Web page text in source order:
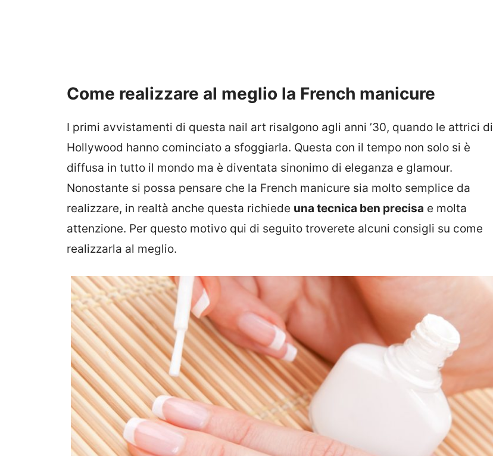
Come realizzare al meglio la French manicure
I primi avvistamenti di questa nail art risalgono agli anni ’30, quando le attrici di
Hollywood hanno cominciato a sfoggiarla. Questa con il tempo non solo si è
diffusa in tutto il mondo ma è diventata sinonimo di eleganza e glamour.
Nonostante si possa pensare che la French manicure sia molto semplice da
realizzare, in realtà anche questa richiede una tecnica ben precisa e molta
attenzione. Per questo motivo qui di seguito troverete alcuni consigli su come
realizzarla al meglio.